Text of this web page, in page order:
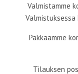
Valmistamme
Pakkaamme
Tilauksen